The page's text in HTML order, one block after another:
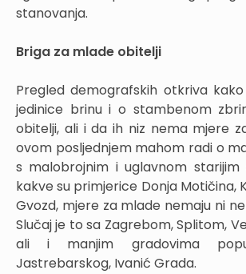
stanovanja.
Briga za mlade obitelji
Pregled demografskih otkriva
jedinice brinu i o stambenom
obitelji, ali i da ih niz nema mjere
ovom posljednjem mahom radi o
s malobrojnim i uglavnom starijim
kakve su primjerice Donja Motičina,
Gvozd, mjere za mlade nemaju ni
Slučaj je to sa Zagrebom, Splitom,
ali i manjim gradovima
Jastrebarskog, Ivanić Grada.